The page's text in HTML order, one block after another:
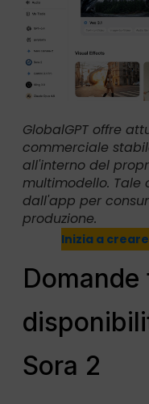
GlobalGPT offre
commerciale
all'interno del
multimodello. Tale
dall'app per
produzione.
Inizia a
Sora 2